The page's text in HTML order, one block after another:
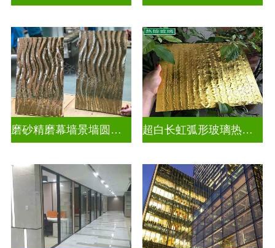
磨砂精磨幕墙景墙圆弧玻璃 超白长虹弧形玻璃热熔热弯玻璃